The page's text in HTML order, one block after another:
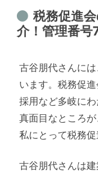
税務促進
介！管理番
古谷朋代さんに
います。税務促
採用など多岐に
真面目なところ
私にとって税務促
古谷朋代さんは